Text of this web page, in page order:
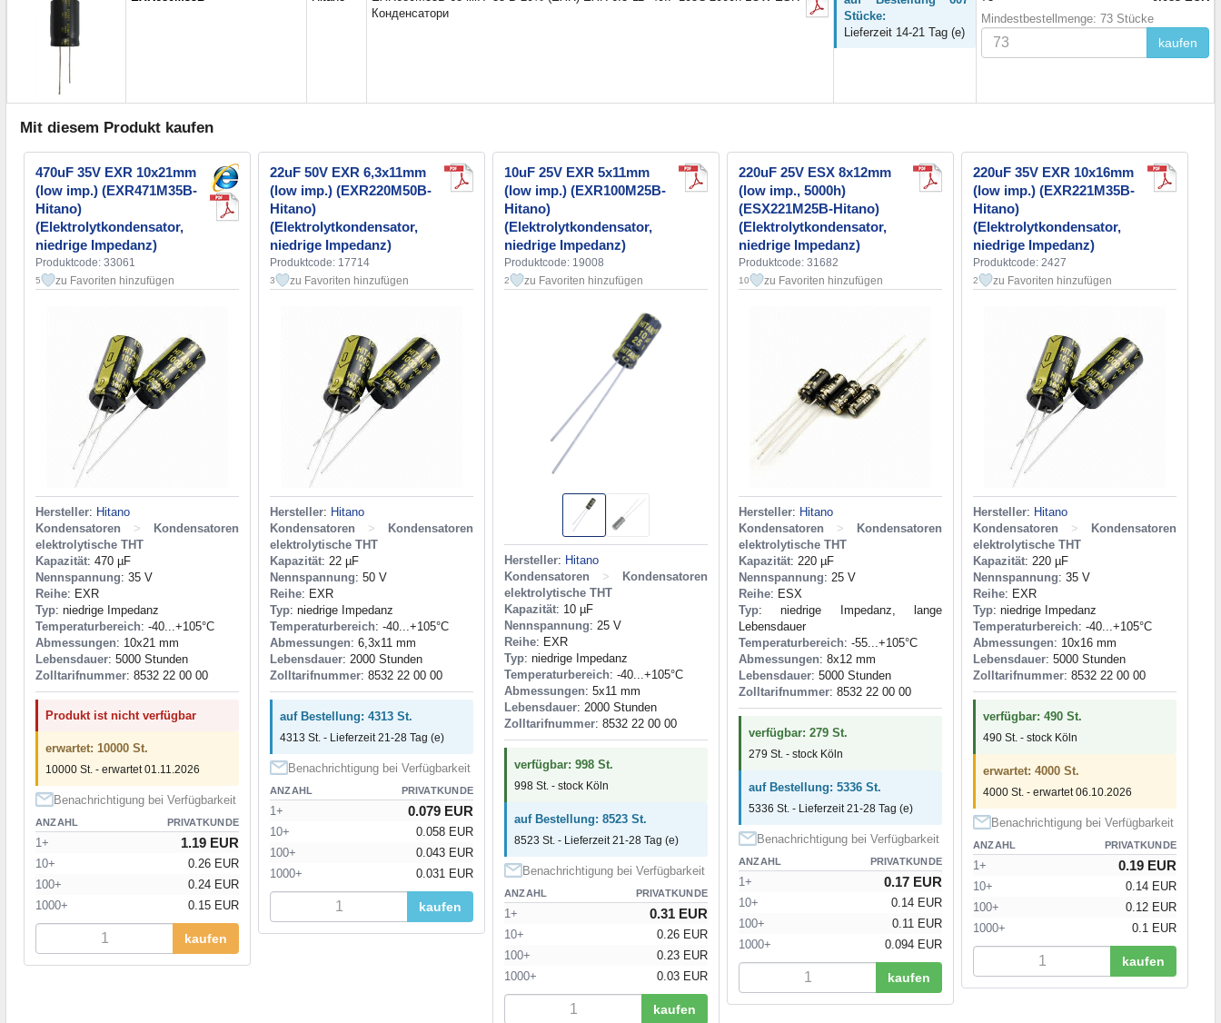
Конденсатори
Stücke:
Lieferzeit 14-21 Tag (e)
Mindestbestellmenge: 73 Stücke
kaufen
Mit diesem Produkt kaufen
470uF 35V EXR 10x21mm
(low imp.) (EXR471M35B-
Hitano)
(Elektrolytkondensator,
niedrige Impedanz)
Produktcode: 33061
5 zu Favoriten hinzufügen
Hersteller: Hitano
Kondensatoren
>
Kondensatoren
elektrolytische THT
Kapazität: 470 µF
Nennspannung: 35 V
Reihe: EXR
Typ: niedrige Impedanz
Temperaturbereich: -40...+105°C
Abmessungen: 10x21 mm
Lebensdauer: 5000 Stunden
Zolltarifnummer: 8532 22 00 00
Produkt ist nicht verfügbar
erwartet: 10000 St.
10000 St. - erwartet 01.11.2026
Benachrichtigung bei Verfügbarkeit
ANZAHL PRIVATKUNDE
1+ 1.19 EUR
10+
0.26 EUR
100+
0.24 EUR
1000+
0.15 EUR
kaufen
22uF 50V EXR 6,3x11mm
(low imp.) (EXR220M50B-
Hitano)
(Elektrolytkondensator,
niedrige Impedanz)
Produktcode: 17714
3 zu Favoriten hinzufügen
Hersteller: Hitano
Kondensatoren
>
Kondensatoren
elektrolytische THT
Kapazität: 22 µF
Nennspannung: 50 V
Reihe: EXR
Typ: niedrige Impedanz
Temperaturbereich: -40...+105°C
Abmessungen: 6,3x11 mm
Lebensdauer: 2000 Stunden
Zolltarifnummer: 8532 22 00 00
auf Bestellung: 4313 St.
4313 St. - Lieferzeit 21-28 Tag (e)
Benachrichtigung bei Verfügbarkeit
ANZAHL PRIVATKUNDE
1+ 0.079 EUR
10+
0.058 EUR
100+
0.043 EUR
1000+
0.031 EUR
kaufen
10uF 25V EXR 5x11mm
(low imp.) (EXR100M25B-
Hitano)
(Elektrolytkondensator,
niedrige Impedanz)
Produktcode: 19008
2 zu Favoriten hinzufügen
Hersteller: Hitano
Kondensatoren
>
Kondensatoren
elektrolytische THT
Kapazität: 10 µF
Nennspannung: 25 V
Reihe: EXR
Typ: niedrige Impedanz
Temperaturbereich: -40...+105°C
Abmessungen: 5x11 mm
Lebensdauer: 2000 Stunden
Zolltarifnummer: 8532 22 00 00
verfügbar: 998 St.
998 St. - stock Köln
auf Bestellung: 8523 St.
8523 St. - Lieferzeit 21-28 Tag (e)
Benachrichtigung bei Verfügbarkeit
ANZAHL PRIVATKUNDE
1+ 0.31 EUR
10+
0.26 EUR
100+
0.23 EUR
1000+
0.03 EUR
kaufen
220uF 25V ESX 8x12mm
(low imp., 5000h)
(ESX221M25B-Hitano)
(Elektrolytkondensator,
niedrige Impedanz)
Produktcode: 31682
10 zu Favoriten hinzufügen
Hersteller: Hitano
Kondensatoren
>
Kondensatoren
elektrolytische THT
Kapazität: 220 µF
Nennspannung: 25 V
Reihe: ESX
Typ: niedrige Impedanz, lange
Lebensdauer
Temperaturbereich: -55...+105°C
Abmessungen: 8x12 mm
Lebensdauer: 5000 Stunden
Zolltarifnummer: 8532 22 00 00
verfügbar: 279 St.
279 St. - stock Köln
auf Bestellung: 5336 St.
5336 St. - Lieferzeit 21-28 Tag (e)
Benachrichtigung bei Verfügbarkeit
ANZAHL PRIVATKUNDE
1+ 0.17 EUR
10+
0.14 EUR
100+
0.11 EUR
1000+
0.094 EUR
kaufen
220uF 35V EXR 10x16mm
(low imp.) (EXR221M35B-
Hitano)
(Elektrolytkondensator,
niedrige Impedanz)
Produktcode: 2427
2 zu Favoriten hinzufügen
Hersteller: Hitano
Kondensatoren
>
Kondensatoren
elektrolytische THT
Kapazität: 220 µF
Nennspannung: 35 V
Reihe: EXR
Typ: niedrige Impedanz
Temperaturbereich: -40...+105°C
Abmessungen: 10x16 mm
Lebensdauer: 5000 Stunden
Zolltarifnummer: 8532 22 00 00
verfügbar: 490 St.
490 St. - stock Köln
erwartet: 4000 St.
4000 St. - erwartet 06.10.2026
Benachrichtigung bei Verfügbarkeit
ANZAHL PRIVATKUNDE
1+ 0.19 EUR
10+
0.14 EUR
100+
0.12 EUR
1000+
0.1 EUR
kaufen